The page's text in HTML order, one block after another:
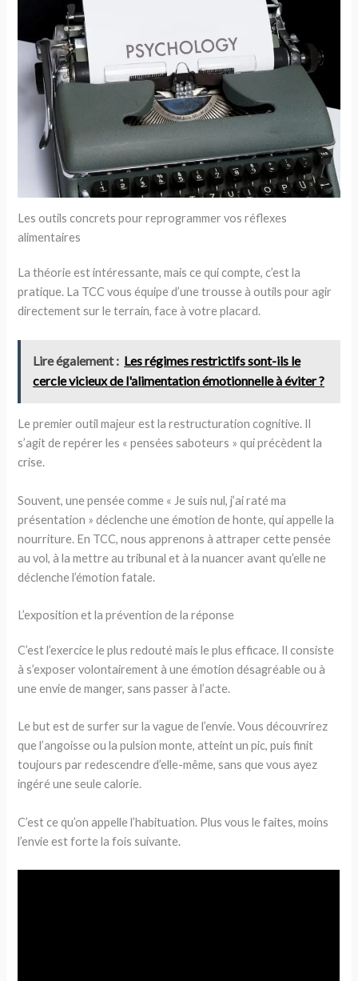
Les outils concrets pour reprogrammer vos réflexes
alimentaires
La théorie est intéressante, mais ce qui compte, c’est la
pratique. La TCC vous équipe d’une trousse à outils pour agir
directement sur le terrain, face à votre placard.
Lire également : Les régimes restrictifs sont-ils le
cercle vicieux de l'alimentation émotionnelle à éviter ?
Le premier outil majeur est la restructuration cognitive. Il
s’agit de repérer les « pensées saboteurs » qui précèdent la
crise.
Souvent, une pensée comme « Je suis nul, j’ai raté ma
présentation » déclenche une émotion de honte, qui appelle la
nourriture. En TCC, nous apprenons à attraper cette pensée
au vol, à la mettre au tribunal et à la nuancer avant qu’elle ne
déclenche l’émotion fatale.
L’exposition et la prévention de la réponse
C’est l’exercice le plus redouté mais le plus efficace. Il consiste
à s’exposer volontairement à une émotion désagréable ou à
une envie de manger, sans passer à l’acte.
Le but est de surfer sur la vague de l’envie. Vous découvrirez
que l’angoisse ou la pulsion monte, atteint un pic, puis finit
toujours par redescendre d’elle-même, sans que vous ayez
ingéré une seule calorie.
C’est ce qu’on appelle l’habituation. Plus vous le faites, moins
l’envie est forte la fois suivante.